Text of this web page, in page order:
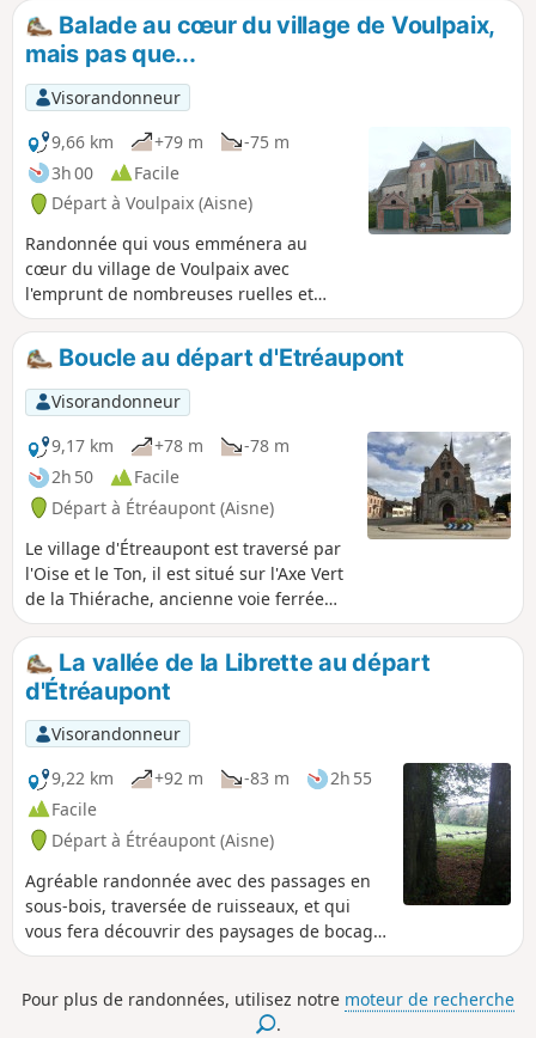
Balade au cœur du village de Voulpaix,
mais pas que...
Visorandonneur
9,66 km
+79 m
-75 m
3h 00
Facile
Départ à Voulpaix (Aisne)
Randonnée qui vous emménera au
cœur du village de Voulpaix avec
l'emprunt de nombreuses ruelles et
passages. Il vous fera également
découvrir un riche petit patrimoine :
fontaines, calvaires, lavoirs, etc.
Boucle au départ d'Etréaupont
Visorandonneur
9,17 km
+78 m
-78 m
2h 50
Facile
Départ à Étréaupont (Aisne)
Le village d'Étreaupont est traversé par
l'Oise et le Ton, il est situé sur l'Axe Vert
de la Thiérache, ancienne voie ferrée
aménagée reliant Guise à Hirson. La
boucle débute de l'Église Saint-Martin,
suit un temps l'Axe Vert en direction de
Guise, emprunte en partie le GR®122
pour revenir au village.
La vallée de la Librette au départ
d'Étréaupont
Visorandonneur
9,22 km
+92 m -83 m
2h 55
Facile
Départ à Étréaupont (Aisne)
Agréable randonnée avec des passages en
sous-bois, traversée de ruisseaux, et qui
vous fera découvrir des paysages de bocage
aux alentours des deux villages d'Étréaupont
Pour plus de randonnées, utilisez notre moteur de recherche
.